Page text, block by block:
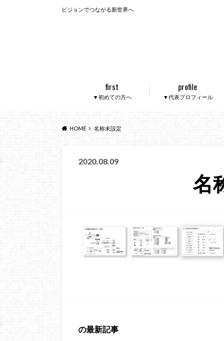
ビジョンでつながる新世界へ
▼初めての方へ
first
▼代表プロフィール
profile
HOME 名称未設定
2020.08.09
名
の最新記事